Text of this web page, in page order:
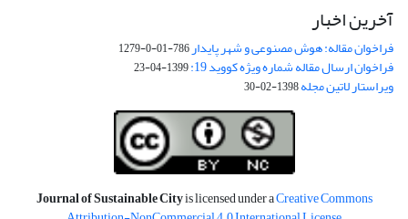
آخرین اخبار
فراخوان مقاله: هوش مصنوعی و شهر پایدار786-01-0-1279
فراخوان ارسال مقاله شماره ویژه کووید 19: 1399-04-23
ویراستار لاتین مجله1398-02-30
Journal of Sustainable Cityis licensed under aCreative Commons